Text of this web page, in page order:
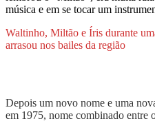
música e em se tocar um
Waltinho, Miltão e Íris durante
arrasou nos bailes da região
Depois um novo nome e uma
em 1975, nome combinado entre